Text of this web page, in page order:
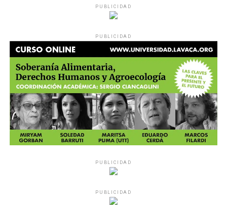
PUBLICIDAD
PUBLICIDAD
PUBLICIDAD
PUBLICIDAD